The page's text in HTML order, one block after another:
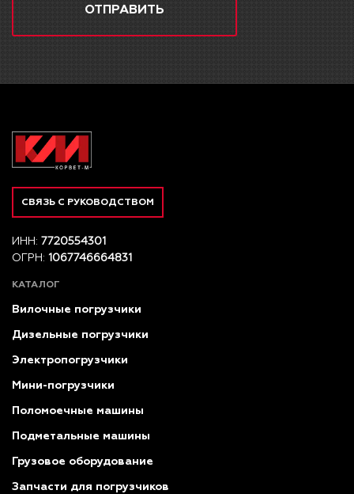
ОТПРАВИТЬ
СВЯЗЬ С РУКОВОДСТВОМ
ИНН: 7720554301
ОГРН: 1067746664831
КАТАЛОГ
Вилочные погрузчики
Дизельные погрузчики
Электропогрузчики
Мини-погрузчики
Поломоечные машины
Подметальные машины
Грузовое оборудование
Запчасти для погрузчиков